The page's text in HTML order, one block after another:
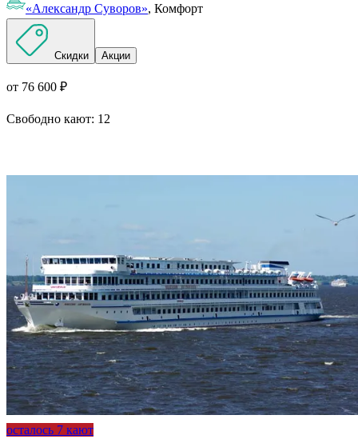
«Александр Суворов», Комфорт
Скидки Акции
от 76 600 ₽
Свободно кают: 12
осталось 7 кают